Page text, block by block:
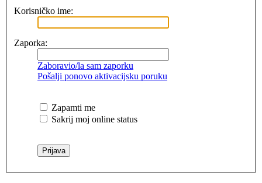
Korisničko ime:
Zaporka:
Zaboravio/la sam zaporku
Pošalji ponovo aktivacijsku poruku
Zapamti me
Sakrij moj online status